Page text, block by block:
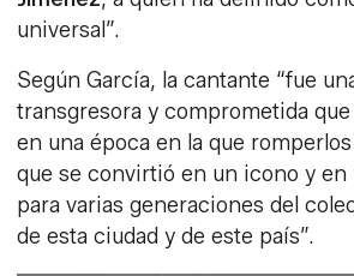
universal”.
Según García, la cantante “fue
transgresora y comprometida
en una época en la que
que se convirtió en un icono y
para varias generaciones del
de esta ciudad y de este país”.